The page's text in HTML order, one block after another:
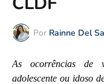
Por Rainne Del
As ocorrências de
adolescente ou idoso